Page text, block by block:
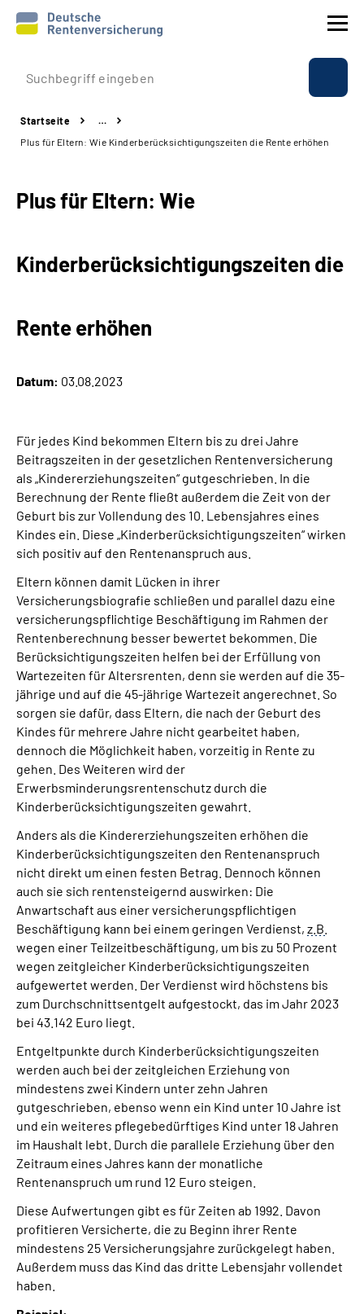
Prävention
Reha
Experten
Language
Inhalte in Gebärdensprache (DGS)
Leichte Sprache
Mein Kundenportal
Startseite
…
Plus für Eltern: Wie Kinderberücksichtigungszeiten die Rente erhöhen
Plus für Eltern: Wie
Kinderberücksichtigungszeiten die
Rente erhöhen
Datum: 03.08.2023
Für jedes Kind bekommen Eltern bis zu drei Jahre
Beitragszeiten in der gesetzlichen Rentenversicherung
als „Kindererziehungszeiten“ gutgeschrieben. In die
Berechnung der Rente fließt außerdem die Zeit von der
Geburt bis zur Vollendung des 10. Lebensjahres eines
Kindes ein. Diese „Kinderberücksichtigungszeiten“ wirken
sich positiv auf den Rentenanspruch aus.
Eltern können damit Lücken in ihrer
Versicherungsbiografie schließen und parallel dazu eine
versicherungspflichtige Beschäftigung im Rahmen der
Rentenberechnung besser bewertet bekommen. Die
Berücksichtigungszeiten helfen bei der Erfüllung von
Wartezeiten für Altersrenten, denn sie werden auf die 35-
jährige und auf die 45-jährige Wartezeit angerechnet. So
sorgen sie dafür, dass Eltern, die nach der Geburt des
Kindes für mehrere Jahre nicht gearbeitet haben,
dennoch die Möglichkeit haben, vorzeitig in Rente zu
gehen. Des Weiteren wird der
Erwerbsminderungsrentenschutz durch die
Kinderberücksichtigungszeiten gewahrt.
Anders als die Kindererziehungszeiten erhöhen die
Kinderberücksichtigungszeiten den Rentenanspruch
nicht direkt um einen festen Betrag. Dennoch können
auch sie sich rentensteigernd auswirken: Die
Anwartschaft aus einer versicherungspflichtigen
Beschäftigung kann bei einem geringen Verdienst, z.B.
wegen einer Teilzeitbeschäftigung, um bis zu 50 Prozent
wegen zeitgleicher Kinderberücksichtigungszeiten
aufgewertet werden. Der Verdienst wird höchstens bis
zum Durchschnittsentgelt aufgestockt, das im Jahr 2023
bei 43.142 Euro liegt.
Entgeltpunkte durch Kinderberücksichtigungszeiten
werden auch bei der zeitgleichen Erziehung von
mindestens zwei Kindern unter zehn Jahren
gutgeschrieben, ebenso wenn ein Kind unter 10 Jahre ist
und ein weiteres pflegebedürftiges Kind unter 18 Jahren
im Haushalt lebt. Durch die parallele Erziehung über den
Zeitraum eines Jahres kann der monatliche
Rentenanspruch um rund 12 Euro steigen.
Diese Aufwertungen gibt es für Zeiten ab 1992. Davon
profitieren Versicherte, die zu Beginn ihrer Rente
mindestens 25 Versicherungsjahre zurückgelegt haben.
Außerdem muss das Kind das dritte Lebensjahr vollendet
haben.